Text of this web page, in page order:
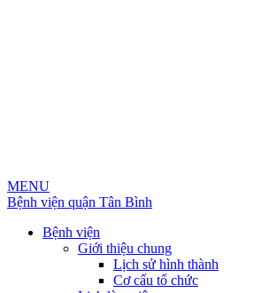
MENU
Bệnh viện quận Tân Bình
Bệnh viện
Giới thiệu chung
Lịch sử hình thành
Cơ cấu tổ chức